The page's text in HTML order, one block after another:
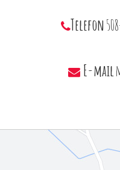
Telefon
E-mail